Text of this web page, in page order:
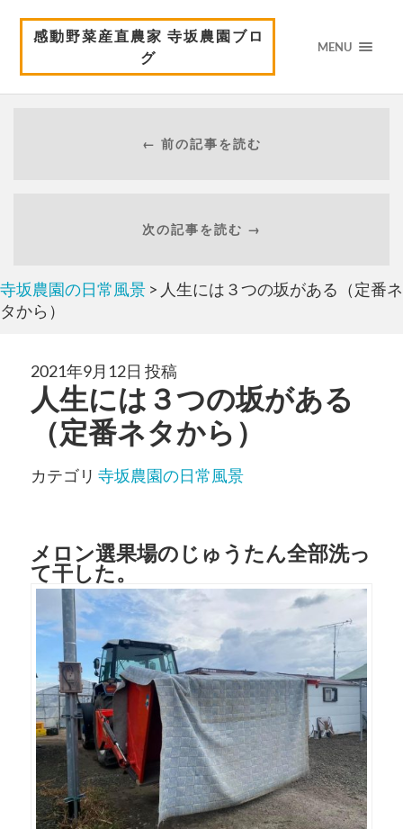
感動野菜産直農家 寺坂農園ブロ
グ
MENU
← 前の記事を読む
次の記事を読む →
寺坂農園の日常風景 > 人生には３つの坂がある（定番ネ
タから）
2021年9月12日 投稿
人生には３つの坂がある
（定番ネタから）
カテゴリ 寺坂農園の日常風景
メロン選果場のじゅうたん全部洗っ
て干した。